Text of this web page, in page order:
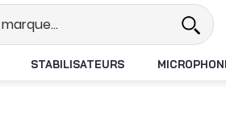
STABILISATEURS